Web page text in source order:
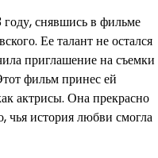
году, снявшись в фильме
Ее талант не остался
приглашение на съемки
фильм принес ей
актрисы. Она прекрасно
чья история любви смогла